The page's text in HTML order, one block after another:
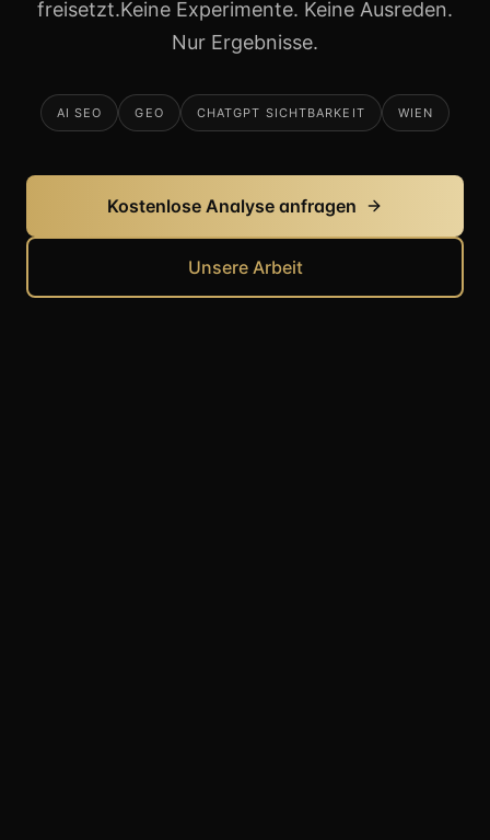
freisetzt.Keine Experimente. Keine Ausreden.
Nur Ergebnisse.
AI SEO GEO CHATGPT SICHTBARKEIT WIEN
Kostenlose Analyse anfragen
Unsere Arbeit